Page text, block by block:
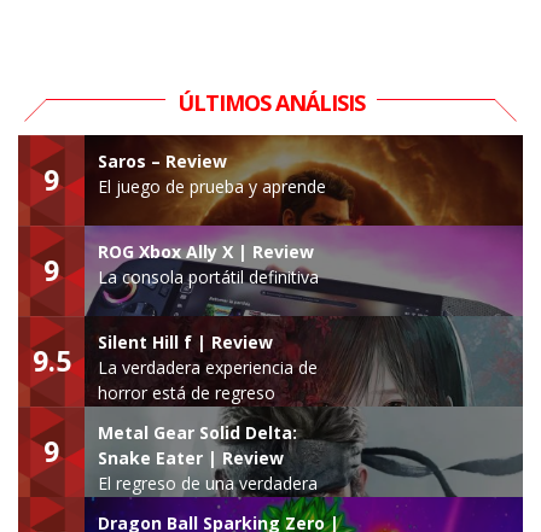
ÚLTIMOS ANÁLISIS
9
Saros – Review
El juego de prueba y aprende
9
ROG Xbox Ally X | Review
La consola portátil definitiva
9.5
Silent Hill f | Review
La verdadera experiencia de
horror está de regreso
9
Metal Gear Solid Delta:
Snake Eater | Review
El regreso de una verdadera
leyenda
Dragon Ball Sparking Zero |